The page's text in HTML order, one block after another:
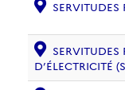
SERVITUDES
SERVITUDES
D’ÉLECTRICITÉ